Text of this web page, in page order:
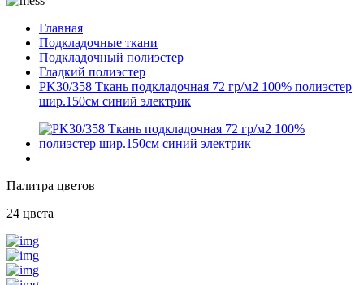
Главная
Подкладочные ткани
Подкладочный полиэстер
Гладкий полиэстер
PK30/358 Ткань подкладочная 72 гр/м2 100% полиэстер
шир.150см синий электрик
Палитра цветов
24 цвета